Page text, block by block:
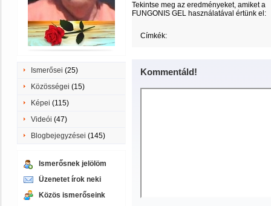
Ismerősei (25)
Közösségei (15)
Képei (115)
Videói (47)
Blogbejegyzései (145)
Ismerősnek jelölöm
Üzenetet írok neki
Közös ismerőseink
Tekintse meg az eredményeket, amiket a
FUNGONIS GEL használatával értünk el:
Címkék:
Kommentáld!